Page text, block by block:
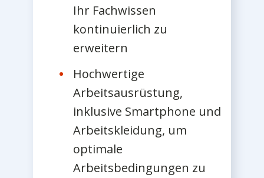
Ihr Fachwissen
kontinuierlich zu
erweitern
Hochwertige
Arbeitsausrüstung,
inklusive Smartphone und
Arbeitskleidung, um
optimale
Arbeitsbedingungen zu